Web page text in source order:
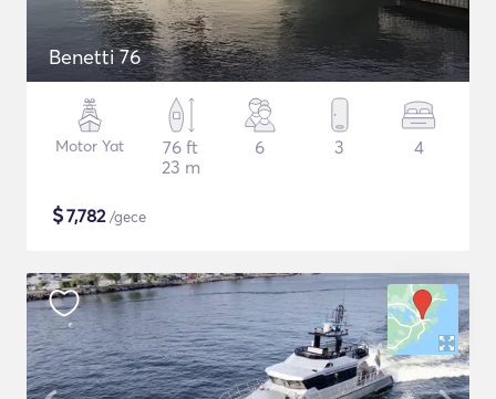
Benetti 76
Motor Yat
76 ft
23 m
6 3 4
$7,782/gece